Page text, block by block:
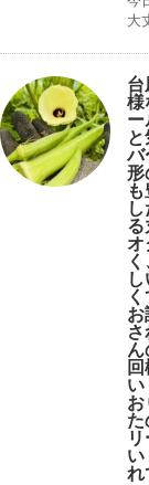
大
台
様
ー
バ
形
る
オ
お
い
お
た
い
れ